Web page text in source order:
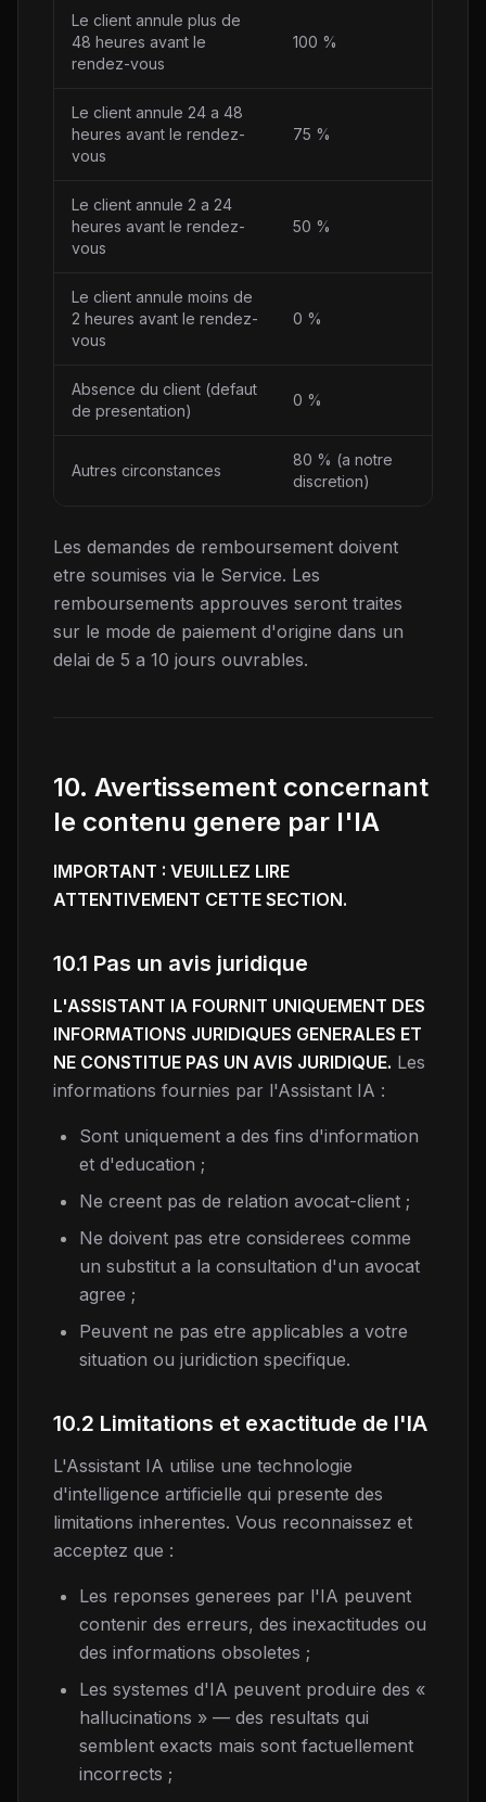
Le client annule plus de
48 heures avant le
rendez-vous
100 %
Le client annule 24 a 48
heures avant le rendez-
vous
75 %
Le client annule 2 a 24
heures avant le rendez-
vous
50 %
Le client annule moins de
2 heures avant le rendez-
vous
0 %
Absence du client (defaut
de presentation)
0 %
Autres circonstances
80 % (a notre
discretion)
Les demandes de remboursement doivent
etre soumises via le Service. Les
remboursements approuves seront traites
sur le mode de paiement d'origine dans un
delai de 5 a 10 jours ouvrables.
10. Avertissement concernant
le contenu genere par l'IA
IMPORTANT : VEUILLEZ LIRE
ATTENTIVEMENT CETTE SECTION.
10.1 Pas un avis juridique
L'ASSISTANT IA FOURNIT UNIQUEMENT DES
INFORMATIONS JURIDIQUES GENERALES ET
NE CONSTITUE PAS UN AVIS JURIDIQUE. Les
informations fournies par l'Assistant IA :
Sont uniquement a des fins d'information
et d'education ;
Ne creent pas de relation avocat-client ;
Ne doivent pas etre considerees comme
un substitut a la consultation d'un avocat
agree ;
Peuvent ne pas etre applicables a votre
situation ou juridiction specifique.
10.2 Limitations et exactitude de l'IA
L'Assistant IA utilise une technologie
d'intelligence artificielle qui presente des
limitations inherentes. Vous reconnaissez et
acceptez que :
Les reponses generees par l'IA peuvent
contenir des erreurs, des inexactitudes ou
des informations obsoletes ;
Les systemes d'IA peuvent produire des «
hallucinations » — des resultats qui
semblent exacts mais sont factuellement
incorrects ;